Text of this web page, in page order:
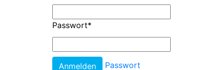
Passwort*
Passwort